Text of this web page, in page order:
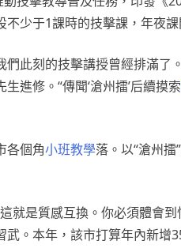
少于1課時的技擊課，年夜
此刻的技擊講授曾經排滿了
進修。“傳聞‘滄州擂’后續摸索
各個角小班教學落。以“滄州
就是質感互換。你必須體會
。本年，該市打算年內新增